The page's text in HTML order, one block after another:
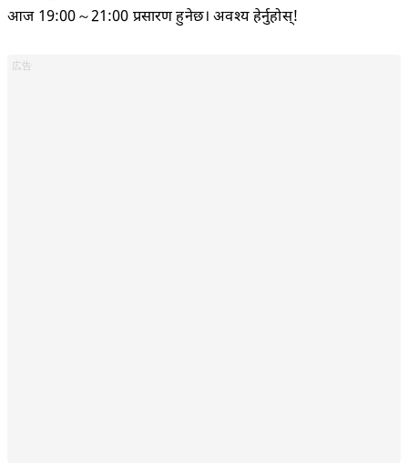
आज 19:00～21:00 प्रसारण हुनेछ। अवश्य हेर्नुहोस्!